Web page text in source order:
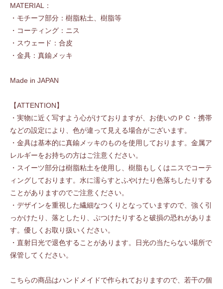
MATERIAL：
・モチーフ部分：樹脂粘土、樹脂等
・コーティング：ニス
・スウェード：合皮
・金具：真鍮メッキ
Made in JAPAN
【ATTENTION】
・実物に近く写すよう心がけておりますが、お使いのＰＣ・携帯
などの設定により、色が違って見える場合がございます。
・金具は基本的に真鍮メッキのものを使用しております。金属ア
レルギーをお持ちの方はご注意ください。
・スイーツ部分は樹脂粘土を使用し、樹脂もしくはニスでコーテ
ィングしております。水に濡らすとふやけたり色落ちしたりする
ことがありますのでご注意ください。
・デザインを重視した繊細なつくりとなっていますので、強く引
っかけたり、落としたり、ぶつけたりすると破損の恐れがありま
す。優しくお取り扱いください。
・直射日光で退色することがあります。日光の当たらない場所で
保管してください。
こちらの商品はハンドメイドで作られておりますので、若干の個